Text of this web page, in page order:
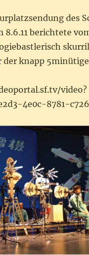
des
8.6.11 berichtete
der knapp
video?
4e0c-8781-